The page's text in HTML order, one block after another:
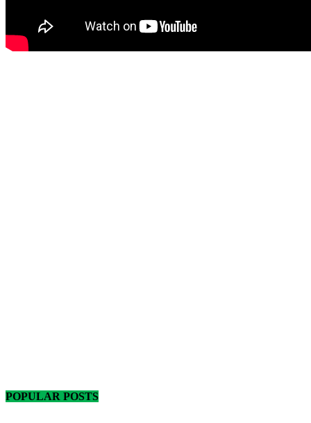
POPULAR POSTS